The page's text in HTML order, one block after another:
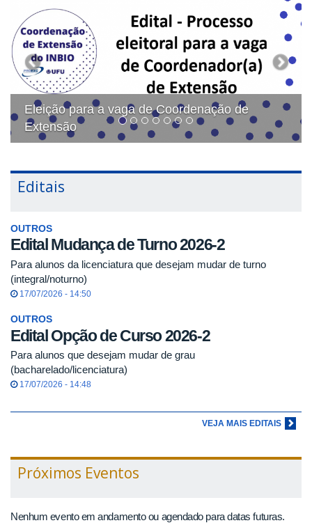
Eleição para a vaga de Coordenação de
Extensão
Editais
OUTROS
Edital Mudança de Turno 2026-2
Para alunos da licenciatura que desejam mudar de turno
(integral/noturno)
17/07/2026 - 14:50
OUTROS
Edital Opção de Curso 2026-2
Para alunos que desejam mudar de grau
(bacharelado/licenciatura)
17/07/2026 - 14:48
VEJA MAIS EDITAIS
Próximos Eventos
Nenhum evento em andamento ou agendado para datas futuras.